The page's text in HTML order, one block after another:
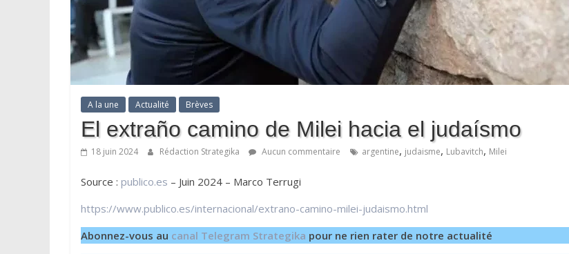
A la une Actualité Brèves
El extraño camino de Milei hacia el judaísmo
18 juin 2024 Rédaction Strategika Aucun commentaire argentine, judaisme, Lubavitch, Milei
Source : publico.es – Juin 2024 – Marco Terrugi
https://www.publico.es/internacional/extrano-camino-milei-judaismo.html
Abonnez-vous au canal Telegram Strategika pour ne rien rater de notre actualité